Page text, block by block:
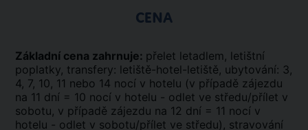
CENA
Základní cena zahrnuje: přelet letadlem, letištní
poplatky, transfery: letiště-hotel-letiště, ubytování: 3,
4, 7, 10, 11 nebo 14 nocí v hotelu (v případě zájezdu
na 11 dní = 10 nocí v hotelu - odlet ve středu/přílet v
sobotu, v případě zájezdu na 12 dní = 11 nocí v
hotelu - odlet v sobotu/přílet ve středu), stravování